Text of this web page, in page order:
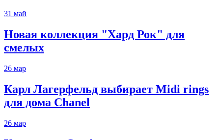
31 май
Новая коллекция "Хард Рок" для
смелых
26 мар
Карл Лагерфельд выбирает Midi rings
для дома Chanel
26 мар